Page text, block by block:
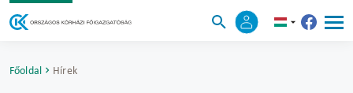
Főoldal Hírek